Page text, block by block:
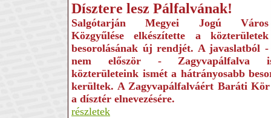
Dísztere lesz Pálfalvának!
Salgótarján Megyei Jogú Város
Közgyűlése elkészítette a közterületek
besorolásának új rend­jét. A javaslatból -
nem először - Zagyvapálfalva
közterületeink ismét a hátrányosabb
kerültek. A Zagyvapálfalváért Baráti
a dísztér elnevezésére.
részletek